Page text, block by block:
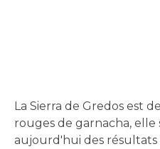
of
the
images
La Sierra de Gredos est
rouges de garnacha,
aujourd'hui des résultats